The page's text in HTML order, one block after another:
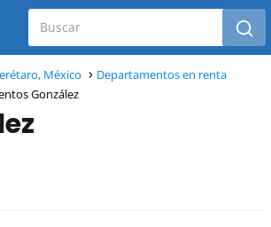
México
Departamentos en renta
González